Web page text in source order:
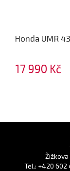
Honda UMR
17 990 Kč
Žižkova
Tel.: +420 602